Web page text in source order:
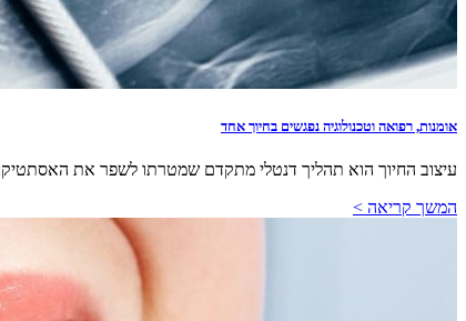
אומנות, רפואה וטכנולוגיה נפגשים בחיוך אחד
עיצוב החיוך הוא תהליך דנטלי מתקדם שמטרתו לשפר את האסתטיקה
המשך קריאה >